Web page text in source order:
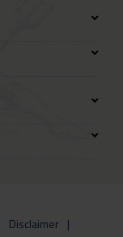
Disclaimer